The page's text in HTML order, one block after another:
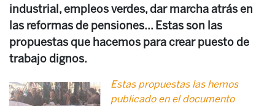
industrial, empleos verdes, dar marcha atrás en
las reformas de pensiones... Estas son las
propuestas que hacemos para crear puesto de
trabajo dignos.
Estas propuestas las hemos
publicado en el documento